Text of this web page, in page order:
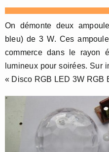
On démonte deux
bleu) de 3 W. Ces
commerce dans le rayon
lumineux pour soirées. Sur
« Disco RGB LED 3W RGB